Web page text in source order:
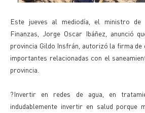
Este jueves al mediodía, el ministro de
Finanzas, Jorge Oscar Ibáñez, anunció
provincia Gildo Insfrán, autorizó la firma
importantes relacionadas con el
provincia.
?Invertir en redes de agua, en
indudablemente invertir en salud porque